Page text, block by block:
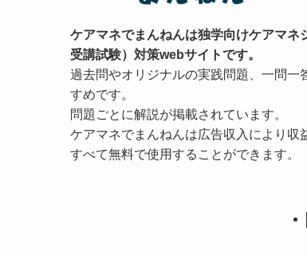
ケアマネでまんねんは独学向けケアマ
受講試験）対策webサイトです。
過去問やオリジナルの実践問題、一問一
すめです。
問題ごとに解説が掲載されています。
ケアマネでまんねんは広告収入により収
すべて無料で使用することができます。